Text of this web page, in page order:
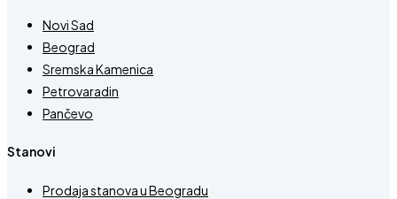
Novi Sad
Beograd
Sremska Kamenica
Petrovaradin
Pančevo
Stanovi
Prodaja stanova u Beogradu